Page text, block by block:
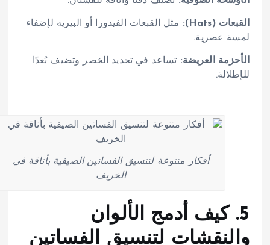
القبعات (Hats):
مثل القبعات الفيدورا أو البيريه لإضفاء
لمسة عصرية.
الأحزمة العريضة:تساعد في تحديد الخصر وتضيف بُعدًا
للإطلالة.
أفكار متنوعة لتنسيق الفساتين الصيفية بأناقة في
الخريف
5. كيف أدمج الألوان
والنقشات لتنسيق الفساتين